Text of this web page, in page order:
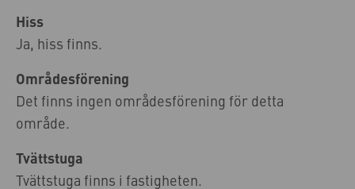
Hiss
Ja, hiss finns.
Områdesförening
Det finns ingen områdesförening för detta
område.
Tvättstuga
Tvättstuga finns i fastigheten.